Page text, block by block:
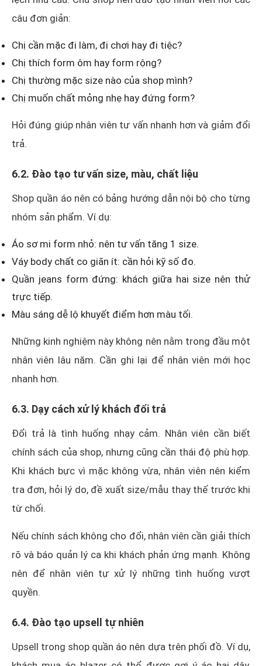
câu đơn giản:
Chị cần mặc đi làm, đi chơi hay đi tiệc?
Chị thích form ôm hay form rộng?
Chị thường mặc size nào của shop mình?
Chị muốn chất mỏng nhẹ hay đứng form?
Hỏi đúng giúp nhân viên tư vấn nhanh hơn và giảm đổi
trả.
6.2. Đào tạo tư vấn size, màu, chất liệu
Shop quần áo nên có bảng hướng dẫn nội bộ cho từng
nhóm sản phẩm. Ví dụ:
Áo sơ mi form nhỏ: nên tư vấn tăng 1 size.
Váy body chất co giãn ít: cần hỏi kỹ số đo.
Quần jeans form đứng: khách giữa hai size nên thử
trực tiếp.
Màu sáng dễ lộ khuyết điểm hơn màu tối.
Những kinh nghiệm này không nên nằm trong đầu một
nhân viên lâu năm. Cần ghi lại để nhân viên mới học
nhanh hơn.
6.3. Dạy cách xử lý khách đổi trả
Đổi trả là tình huống nhạy cảm. Nhân viên cần biết
chính sách của shop, nhưng cũng cần thái độ phù hợp.
Khi khách bực vì mặc không vừa, nhân viên nên kiểm
tra đơn, hỏi lý do, đề xuất size/mẫu thay thế trước khi
từ chối.
Nếu chính sách không cho đổi, nhân viên cần giải thích
rõ và báo quản lý ca khi khách phản ứng mạnh. Không
nên để nhân viên tự xử lý những tình huống vượt
quyền.
6.4. Đào tạo upsell tự nhiên
Upsell trong shop quần áo nên dựa trên phối đồ. Ví dụ,